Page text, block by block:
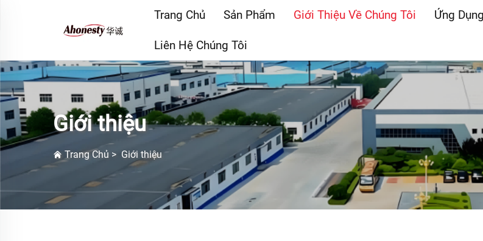
Trang Chủ Sản Phẩm Giới Thiệu Về Chúng Tôi Ứng Dụng
Liên Hệ Chúng Tôi
Giới thiệu
Trang Chủ > Giới thiệu